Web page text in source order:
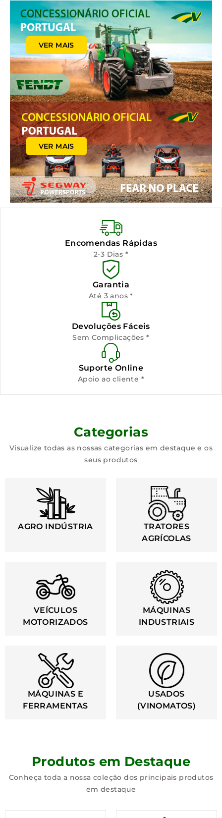
VER MAIS
VER MAIS
Encomendas Rápidas
2-3 Dias *
Garantia
Até 3 anos *
Devoluções Fáceis
Sem Complicações *
Suporte Online
Apoio ao cliente *
Categorias
Visualize todas as nossas categorias em destaque e os
seus produtos
AGRO INDÚSTRIA
TRATORES
AGRÍCOLAS
VEÍCULOS
MOTORIZADOS
MÁQUINAS
INDUSTRIAIS
MÁQUINAS E
FERRAMENTAS
USADOS
(VINOMATOS)
Produtos em Destaque
Conheça toda a nossa coleção dos principais produtos
em destaque